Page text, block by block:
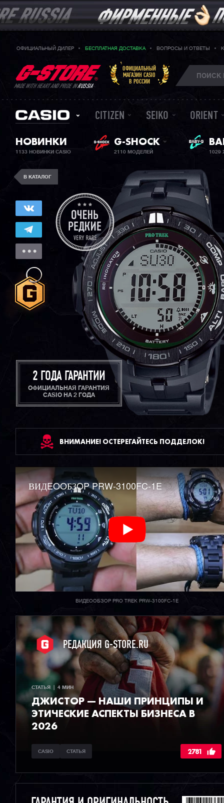
ОФИЦИАЛЬНЫЙ ДИЛЕР БЕСПЛАТНАЯ ДОСТАВКА ВОПРОСЫ И ОТВЕТЫ
MADE WITH HEART AND PRIDE INRUSSIA
ОФИЦИАЛЬНЫЙ
МАГАЗИН CASIO
В РОССИИ
CITIZEN SEIKO ORIENT
НОВИНКИ
1133 НОВИНКИ CASIO
G-SHOCK
2110 МОДЕЛЕЙ 1029
В КАТАЛОГ
2 ГОДА ГАРАНТИИ
ОФИЦИАЛЬНАЯ ГАРАНТИЯ
CASIO НА 2 ГОДА
ВНИМАНИЕ! ОСТЕРЕГАЙТЕСЬ ПОДДЕЛОК!
ВИДEOOБЗOP PRW-3100FC-1E
ВИДЕООБЗОР PRO TREK PRW-3100FC-1E
РЕДАКЦИЯ G-STORE.RU
СТАТЬЯ  |  4 МИН
ДЖИСТОР — НАШИ ПРИНЦИПЫ И
ЭТИЧЕСКИЕ АСПЕКТЫ БИЗНЕСА В
2026
CASIO СТАТЬЯ 2781